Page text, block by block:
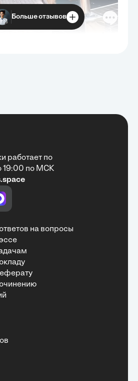
качественно,
•27 мая, 2025
Хаб — очень экономит
Рекомендую ...
АИ всем, кто хочет
и с комфортом
Кампус АИ уже несколько
высокий уровень
Платформа
как для самостоятельного
профессионального
понятная, много практики и
Больше отзывов
работает по
19:00 по МСК
на вопросы